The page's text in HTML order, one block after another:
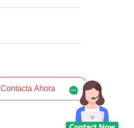
Contacta Ahora